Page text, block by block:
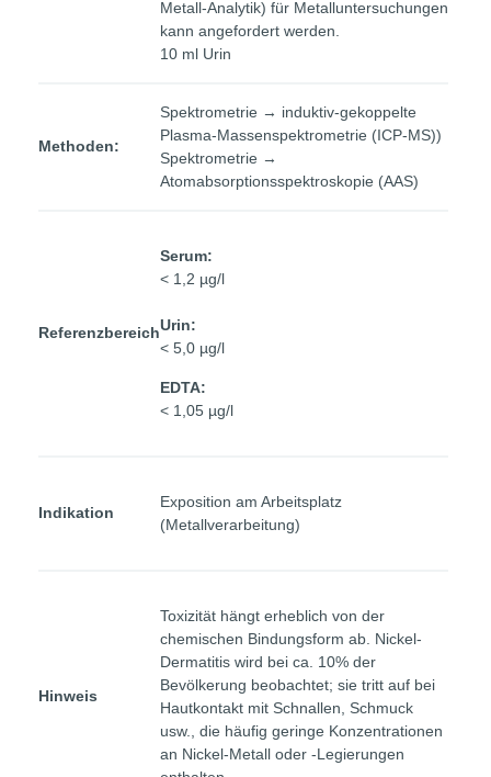
Metall-Analytik) für Metalluntersuchungen
kann angefordert werden.
10 ml Urin
Methoden:
Spektrometrie → induktiv-gekoppelte
Plasma-Massenspektrometrie (ICP-MS))
Spektrometrie →
Atomabsorptionsspektroskopie (AAS)
Referenzbereich
Serum:
< 1,2 µg/l
Urin:
< 5,0 µg/l
EDTA:
< 1,05 µg/l
Indikation
Exposition am Arbeitsplatz
(Metallverarbeitung)
Hinweis
Toxizität hängt erheblich von der
chemischen Bindungsform ab. Nickel-
Dermatitis wird bei ca. 10% der
Bevölkerung beobachtet; sie tritt auf bei
Hautkontakt mit Schnallen, Schmuck
usw., die häufig geringe Konzentrationen
an Nickel-Metall oder -Legierungen